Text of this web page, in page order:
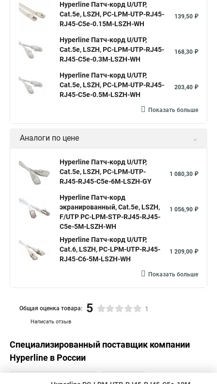
Hyperline Патч-корд U/UTP,
Cat.5е, LSZH, PC-LPM-UTP-RJ45-
RJ45-C5e-0.15M-LSZH-WH
139,50 ₽
Hyperline Патч-корд U/UTP,
Cat.5е, LSZH, PC-LPM-UTP-RJ45-
RJ45-C5e-0.3M-LSZH-WH
168,30 ₽
Hyperline Патч-корд U/UTP,
Cat.5e, LSZH, PC-LPM-UTP-RJ45-
RJ45-C5e-0.5M-LSZH-WH
203,40 ₽
Показать больше
Аналоги по цене
Hyperline Патч-корд U/UTP,
Cat.5e, LSZH, PC-LPM-UTP-
RJ45-RJ45-C5e-6M-LSZH-GY
1 080,30 ₽
Hyperline Патч-корд
экранированный, Cat.5е, LSZH,
F/UTP PC-LPM-STP-RJ45-RJ45-
C5e-5M-LSZH-WH
1 056,90 ₽
Hyperline Патч-корд U/UTP,
Cat.6, LSZH, PC-LPM-UTP-RJ45-
RJ45-C6-5M-LSZH-WH
1 209,00 ₽
Показать больше
Написать отзыв
Общая оценка товара: 5 1
Специализированный поставщик компании
Hyperline в России